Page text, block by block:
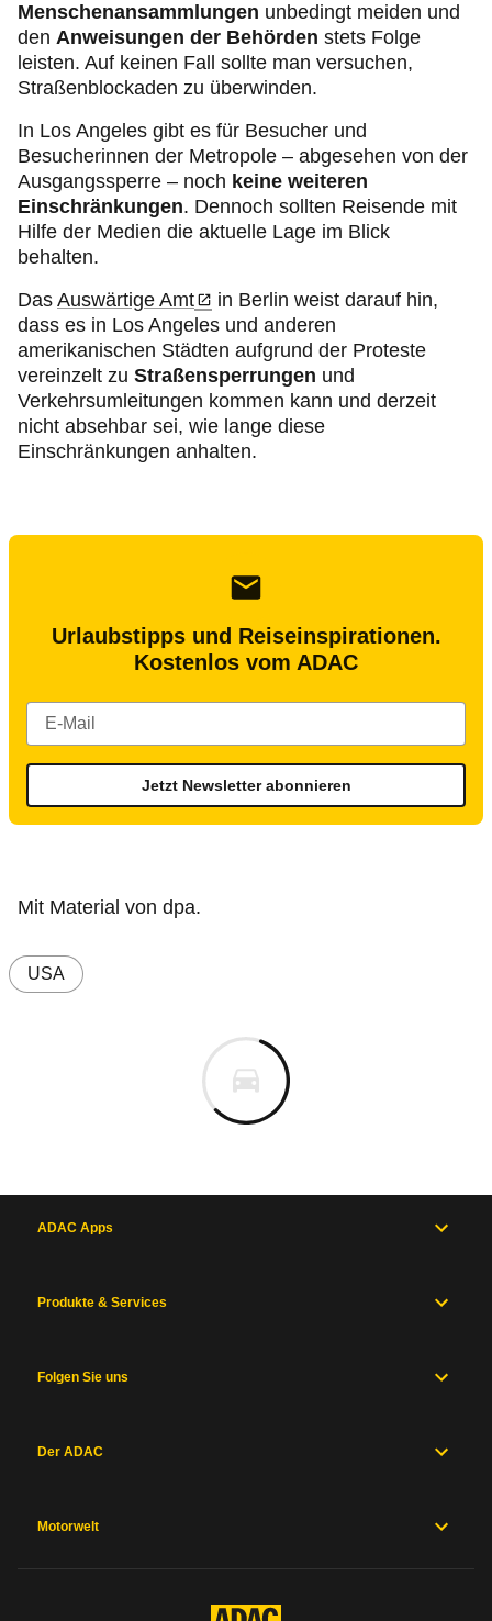
Menschenansammlungen unbedingt meiden und
den Anweisungen der Behörden stets Folge
leisten. Auf keinen Fall sollte man versuchen,
Straßenblockaden zu überwinden.
In Los Angeles gibt es für Besucher und
Besucherinnen der Metropole – abgesehen von der
Ausgangssperre – noch keine weiteren
Einschränkungen. Dennoch sollten Reisende mit
Hilfe der Medien die aktuelle Lage im Blick
behalten.
Das Auswärtige Amt
in Berlin weist darauf hin,
dass es in Los Angeles und anderen
amerikanischen Städten aufgrund der Proteste
vereinzelt zu Straßensperrungen und
Verkehrsumleitungen kommen kann und derzeit
nicht absehbar sei, wie lange diese
Einschränkungen anhalten.
Urlaubstipps und Reiseinspirationen.
Kostenlos vom ADAC
Jetzt Newsletter abonnieren
Mit Material von dpa.
USA
ADAC Apps
Produkte & Services
Folgen Sie uns
Der ADAC
Motorwelt